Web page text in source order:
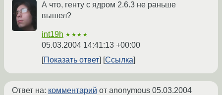
А что, генту с ядром 2.6.3 не раньше
вышел?
int19h ★★★★
05.03.2004 14:41:13 +00:00
Показать ответ
Ссылка
Ответ на: комментарий от anonymous 05.03.2004